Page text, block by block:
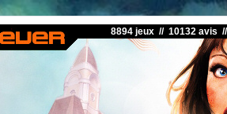
8894 jeux // 10132 avis